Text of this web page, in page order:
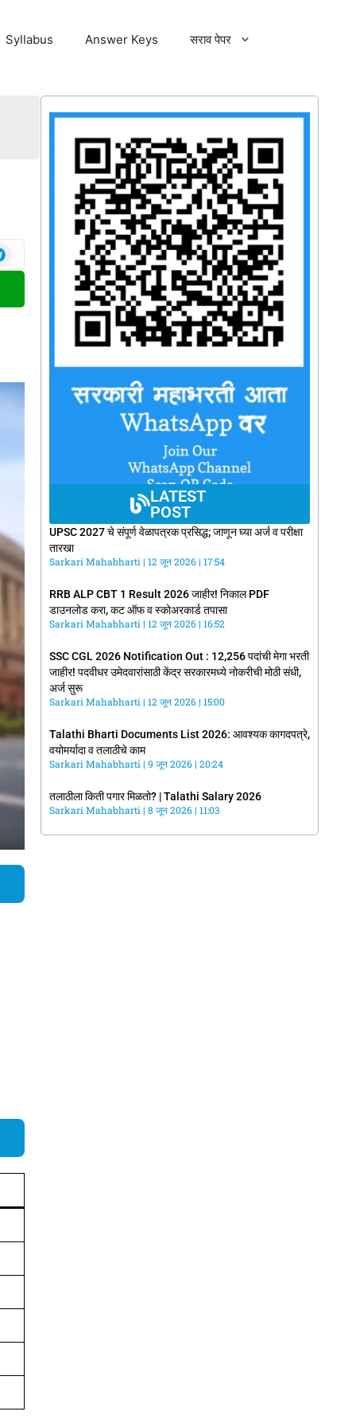
Syllabus Answer Keys सराव पेपर
LATEST
POST
UPSC 2027 चे संपूर्ण वेळापत्रक प्रसिद्ध; जाणून घ्या अर्ज व परीक्षा
तारखा
Sarkari Mahabharti 12 जून 2026 17:54
RRB ALP CBT 1 Result 2026 जाहीर! निकाल PDF
डाउनलोड करा, कट ऑफ व स्कोअरकार्ड तपासा
Sarkari Mahabharti 12 जून 2026 16:52
SSC CGL 2026 Notification Out : 12,256 पदांची मेगा भरती
जाहीर! पदवीधर उमेदवारांसाठी केंद्र सरकारमध्ये नोकरीची मोठी संधी,
अर्ज सुरू
Sarkari Mahabharti 12 जून 2026 15:00
Talathi Bharti Documents List 2026: आवश्यक कागदपत्रे,
वयोमर्यादा व तलाठीचे काम
Sarkari Mahabharti 9 जून 2026 20:24
तलाठीला किती पगार मिळतो? | Talathi Salary 2026
Sarkari Mahabharti 8 जून 2026 11:03